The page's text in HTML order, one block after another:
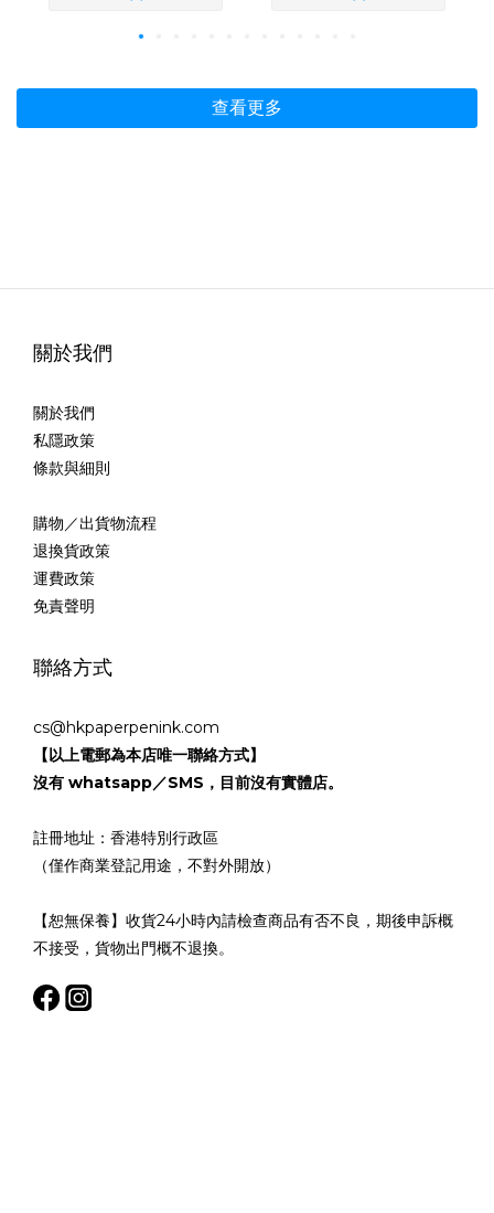
查看更多
關於我們
關於我們
私隱政策
條款與細則
購物／出貨物流程
退換貨政策
運費政策
免責聲明
聯絡方式
cs@hkpaperpenink.com
【以上電郵為本店唯一聯絡方式】
沒有 whatsapp／SMS，目前沒有實體店。
註冊地址：香港特別行政區
（僅作商業登記用途，不對外開放）
【恕無保養】收貨24小時內請檢查商品有否不良，期後申訴概
不接受，貨物出門概不退換。